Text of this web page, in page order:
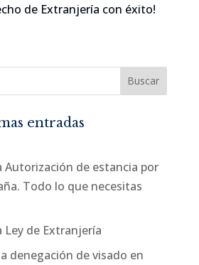
de Extranjería con éxito!
Buscar
entradas
Autorización de estancia por
Todo lo que necesitas
Ley de Extranjería
denegación de visado en